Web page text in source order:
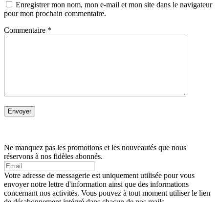
Enregistrer mon nom, mon e-mail et mon site dans le navigateur
pour mon prochain commentaire.
Commentaire *
Ne manquez pas les promotions et les nouveautés que nous
réservons à nos fidèles abonnés.
Votre adresse de messagerie est uniquement utilisée pour vous
envoyer notre lettre d'information ainsi que des informations
concernant nos activités. Vous pouvez à tout moment utiliser le lien